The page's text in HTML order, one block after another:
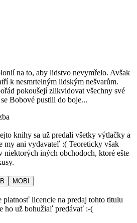
na to, aby lidstvo nevymřelo. Avšak
k nesmrtelným lidským nešvarům.
pokoušejí zlikvidovat všechny své
Bobové pustili do boje...
knihy sa už predali všetky výtlačky a
my ani vydavateľ :( Teoreticky však
niektorých iných obchodoch, ktoré ešte
MOBI
platnosť licencie na predaj tohto titulu
ho už bohužiaľ predávať :-(